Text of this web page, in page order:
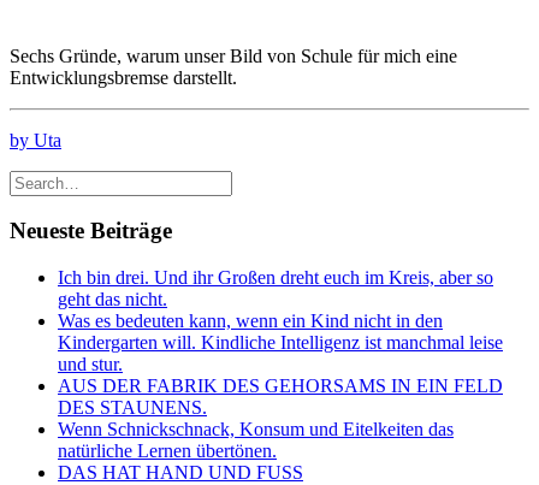
Sechs Gründe, warum unser Bild von Schule für mich eine
Entwicklungsbremse darstellt.
by Uta
Neueste Beiträge
Ich bin drei. Und ihr Großen dreht euch im Kreis, aber so
geht das nicht.
Was es bedeuten kann, wenn ein Kind nicht in den
Kindergarten will. Kindliche Intelligenz ist manchmal leise
und stur.
AUS DER FABRIK DES GEHORSAMS IN EIN FELD
DES STAUNENS.
Wenn Schnickschnack, Konsum und Eitelkeiten das
natürliche Lernen übertönen.
DAS HAT HAND UND FUSS